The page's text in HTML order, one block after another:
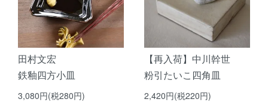
田村文宏
鉄釉四方小皿
3,080円(税280円)
【再入荷】中川幹世
粉引たいこ四角皿
2,420円(税220円)